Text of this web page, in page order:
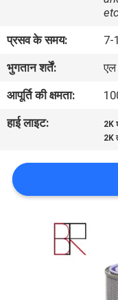
संपर्क
करें
समाचार
एक
उद्धरण
प्रसव के समय:
7-
भुगतान शर्तें:
एल
आपूर्ति की क्षमता:
हाई लाइट:
2K
2K